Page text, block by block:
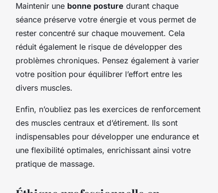
Maintenir une bonne posture durant chaque
séance préserve votre énergie et vous permet de
rester concentré sur chaque mouvement. Cela
réduit également le risque de développer des
problèmes chroniques. Pensez également à varier
votre position pour équilibrer l’effort entre les
divers muscles.
Enfin, n’oubliez pas les exercices de renforcement
des muscles centraux et d’étirement. Ils sont
indispensables pour développer une endurance et
une flexibilité optimales, enrichissant ainsi votre
pratique de massage.